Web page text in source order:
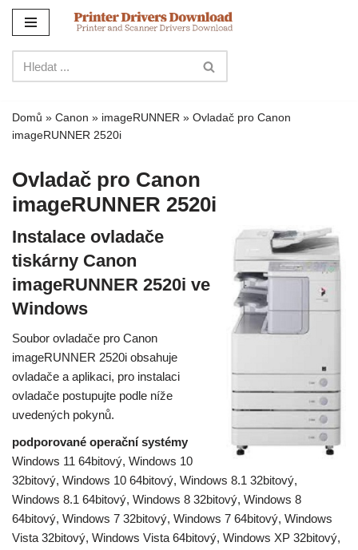
na
obsah
Domů » Canon » imageRUNNER » Ovladač pro Canon
imageRUNNER 2520i
Ovladač pro Canon
imageRUNNER 2520i
Instalace ovladače
tiskárny Canon
imageRUNNER 2520i ve
Windows
Soubor ovladače pro Canon
imageRUNNER 2520i obsahuje
ovladače a aplikaci, pro instalaci
ovladače postupujte podle níže
uvedených pokynů.
podporované operační systémy
Windows 11 64bitový, Windows 10
32bitový, Windows 10 64bitový, Windows 8.1 32bitový,
Windows 8.1 64bitový, Windows 8 32bitový, Windows 8
64bitový, Windows 7 32bitový, Windows 7 64bitový, Windows
Vista 32bitový, Windows Vista 64bitový, Windows XP 32bitový,